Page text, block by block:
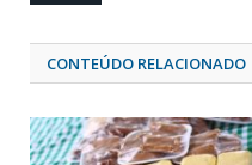
CONTEÚDO RELACIONADO